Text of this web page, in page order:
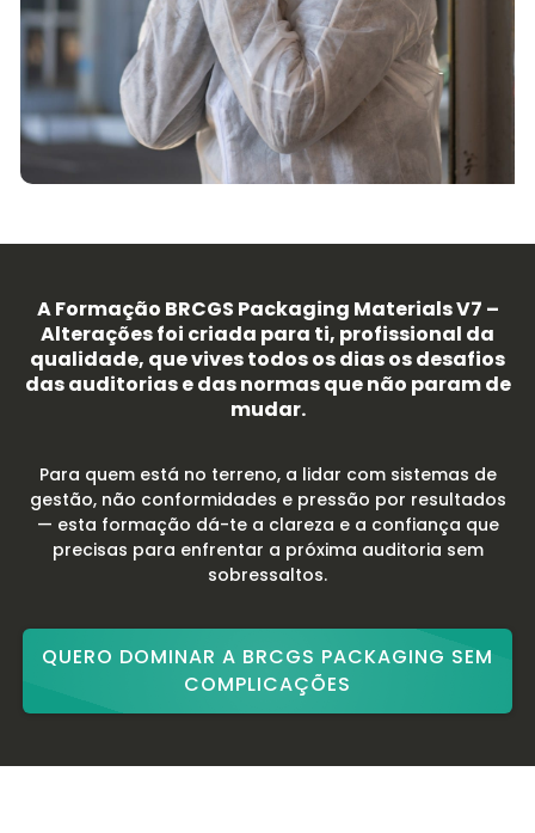
A Formação BRCGS Packaging Materials V7 –
Alterações foi criada para ti, profissional da
qualidade, que vives todos os dias os desafios
das auditorias e das normas que não param de
mudar.
Para quem está no terreno, a lidar com sistemas de
gestão, não conformidades e pressão por resultados
— esta formação dá-te a clareza e a confiança que
precisas para enfrentar a próxima auditoria sem
sobressaltos.
QUERO DOMINAR A BRCGS PACKAGING SEM
COMPLICAÇÕES